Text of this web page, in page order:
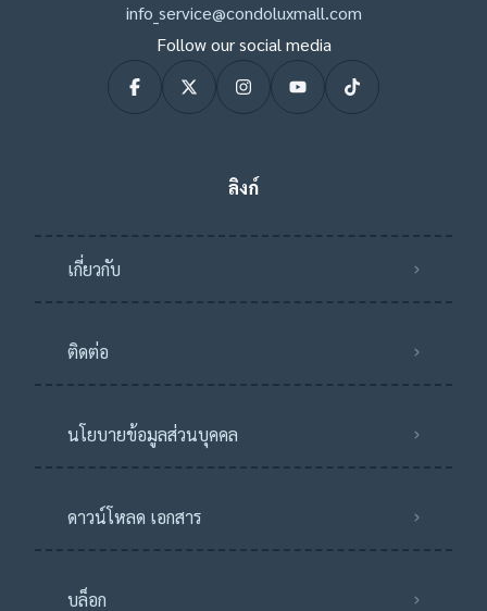
info_service@condoluxmall.com
Follow our social media
ลิงก์
เกี่ยวกับ
ติดต่อ
นโยบายข้อมูลส่วนบุคคล
ดาวน์โหลด เอกสาร
บล็อก